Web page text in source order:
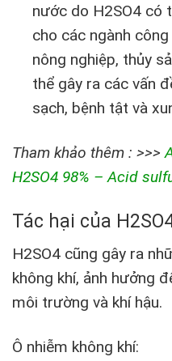
nước do H2SO4 có
cho các ngành
nông nghiệp, thủy
thể gây ra các vấn
sạch, bệnh tật và
Tham khảo thêm : >>>
H2SO4 98% – Acid
Tác hại của
H2SO4 cũng gây ra
không khí, ảnh hưởng
môi trường và khí hậu.
Ô nhiễm không khí: